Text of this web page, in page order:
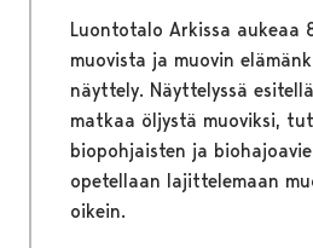
Luontotalo Arkissa aukeaa
muovista ja muovin
näyttely. Näyttelyssä
matkaa öljystä muoviksi,
biopohjaisten ja
opetellaan lajittelemaan
oikein.